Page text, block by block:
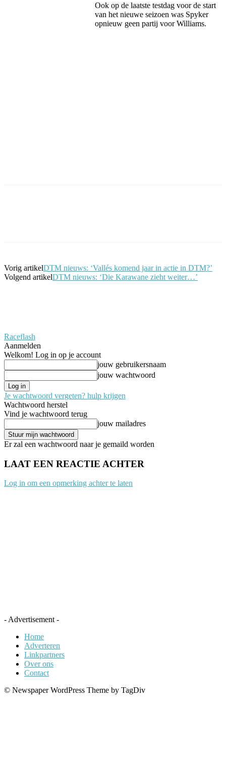
Ook op de laatste testdag voor de start
van het nieuwe seizoen was Spyker
opnieuw geen partij voor Williams.
Vorig artikelDTM nieuws: ‘Vallés komend jaar in actie in DTM?’
Volgend artikelDTM nieuws: ‘Die Karawane zieht weiter…’
Raceflash
Aanmelden
Welkom! Log in op je account
jouw gebruikersnaam
jouw wachtwoord
Je wachtwoord vergeten? hulp krijgen
Wachtwoord herstel
Vind je wachtwoord terug
jouw mailadres
Er zal een wachtwoord naar je gemaild worden
LAAT EEN REACTIE ACHTER
Log in om een opmerking achter te laten
- Advertisement -
Home
Adverteren
Linkpartners
Over ons
Contact
© Newspaper WordPress Theme by TagDiv